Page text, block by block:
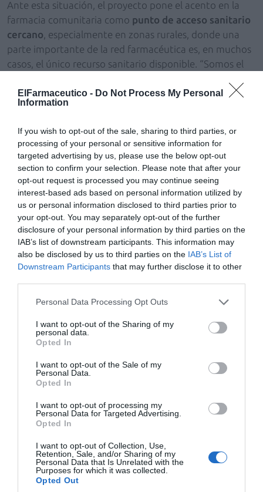
ElFarmaceutico - Do Not Process My Personal
Information
If you wish to opt-out of the sale, sharing to third parties, or
processing of your personal or sensitive information for
targeted advertising by us, please use the below opt-out
section to confirm your selection. Please note that after your
opt-out request is processed you may continue seeing
interest-based ads based on personal information utilized by
us or personal information disclosed to third parties prior to
your opt-out. You may separately opt-out of the further
disclosure of your personal information by third parties on the
IAB’s list of downstream participants. This information may
also be disclosed by us to third parties on the IAB’s List of
Downstream Participants that may further disclose it to other
Personal Data Processing Opt Outs
I want to opt-out of the Sharing of my
personal data.
Opted In
I want to opt-out of the Sale of my
Personal Data.
Opted In
I want to opt-out of processing my
Personal Data for Targeted Advertising.
Opted In
I want to opt-out of Collection, Use,
Retention, Sale, and/or Sharing of my
Personal Data that Is Unrelated with the
Purposes for which it was collected.
Opted Out
Ante esta situación, el proyecto pone el acento en la
farmacia comunitaria como punto de acceso sanitario
cercano , especialmente en zonas rurales, donde una
parte importante de la red farmacéutica es, en muchos
casos, el único recurso sanitario disponible. “Somos el
podemos desempeñar un papel clave en este ámbito”,
subraya Peiró.
Sesiones de educación sanitaria
La iniciativa se ha materializado en la realización de
sesiones grupales de educación sanitariadesde las
farmacias comunitarias, dirigidas tanto a la población
general como a cuidadores de personas con trastornos
de salud mental. Han participado un total de 35
colegios oficiales de farmacéuticos y 300 farmacias
comunitarias, alcanzando a cerca de 8.000 personas
en todo el territorio nacional, entre ciudadanos y
cuidadores.
participantes considera que la formación recibida les
ha ayudado a mejorar su conocimiento y sus hábitos,
mientras que la mayoría no había recibido previamente
Como indica Peiró, “iniciativas como estas acercan al
refuerzan su papel como profesional sanitario de
referencia”. De este modo, la farmacia comunitaria
de la salud y la prevención, contribuyendo a mejorar el
abordaje de la salud mental desde la proximidad y el
conocimiento.